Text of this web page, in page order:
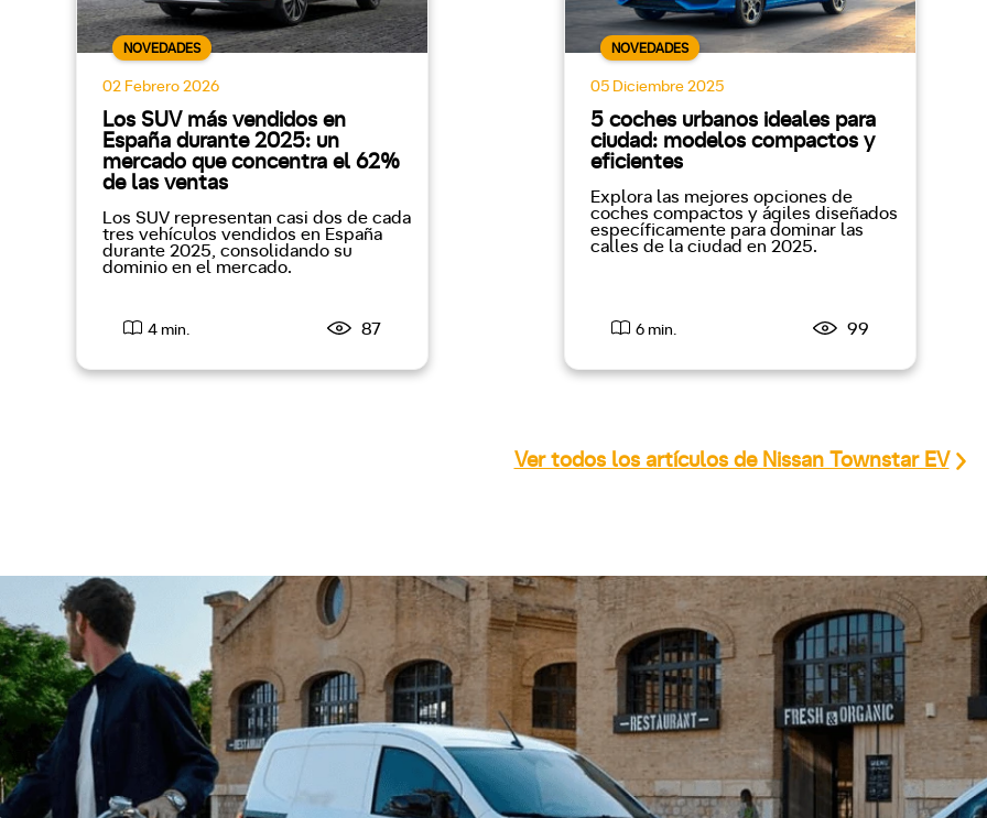
NOVEDADES
02 Febrero 2026
Los SUV más vendidos en
España durante 2025: un
mercado que concentra el 62%
de las ventas
Los SUV representan casi dos de cada
tres vehículos vendidos en España
durante 2025, consolidando su
dominio en el mercado.
4 min. 87
NOVEDADES
05 Diciembre 2025
5 coches urbanos ideales para
ciudad: modelos compactos y
eficientes
Explora las mejores opciones de
coches compactos y ágiles diseñados
específicamente para dominar las
calles de la ciudad en 2025.
6 min. 99
Ver todos los artículos de Nissan Townstar EV